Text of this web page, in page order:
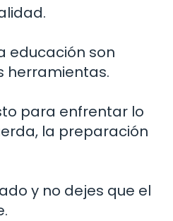
educación son
herramientas.
para enfrentar lo
la preparación
y no dejes que el